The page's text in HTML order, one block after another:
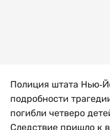
Полиция штата Нью-
подробности
погибли четверо
Следствие пришло к